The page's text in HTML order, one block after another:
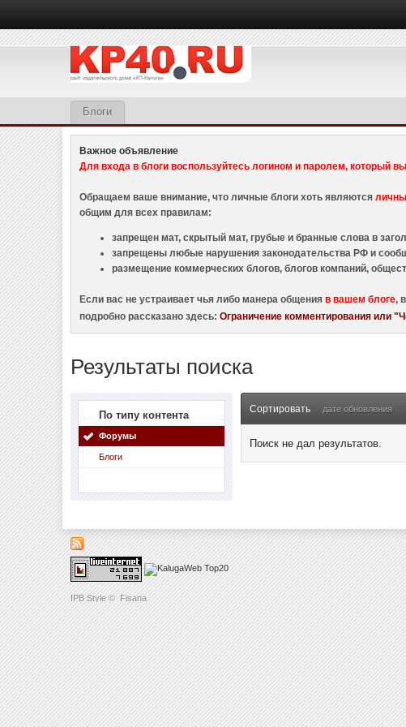
IPB Style © Fisana
Блоги
Важное объявление
Для входа в блоги воспользуйтесь логином и паролем, который
Обращаем ваше внимание, что личные блоги хоть являются
общим для всех правилам:
запрещен мат, скрытый мат, грубые и бранные слова в
запрещены любые нарушения законодательства РФ и
размещение коммерческих блогов, блогов компаний,
Если вас не устраивает чья либо манера общенияв вашем блоге,
подробно рассказано здесь:Ограничение комментирования или
Результаты поиска
По типу контента
Форумы
Блоги
Сортировать дате обновления
Поиск не дал результатов.